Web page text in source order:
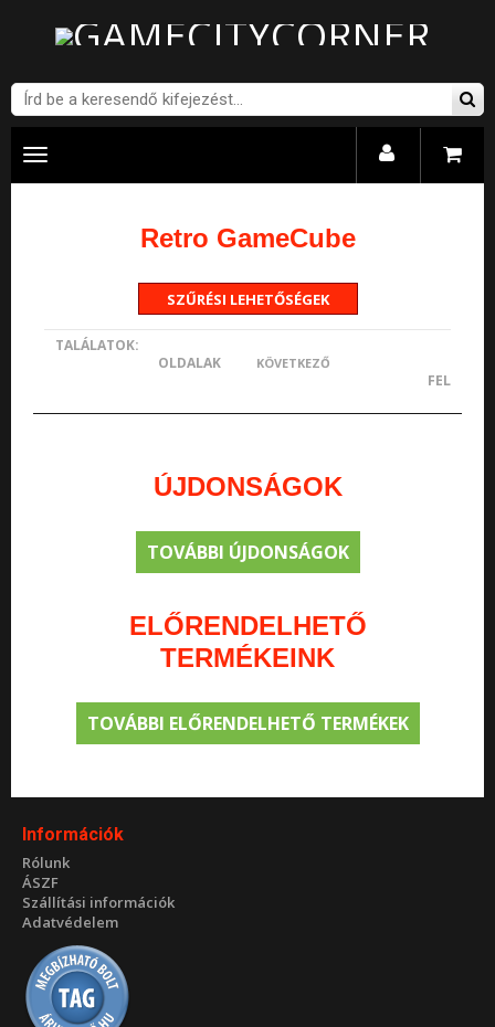
Menü
Retro GameCube
SZŰRÉSI LEHETŐSÉGEK
TALÁLATOK:
OLDALAK
KÖVETKEZŐ
FEL
ÚJDONSÁGOK
TOVÁBBI ÚJDONSÁGOK
ELŐRENDELHETŐ
TERMÉKEINK
TOVÁBBI ELŐRENDELHETŐ TERMÉKEK
Információk
Rólunk
ÁSZF
Szállítási információk
Adatvédelem